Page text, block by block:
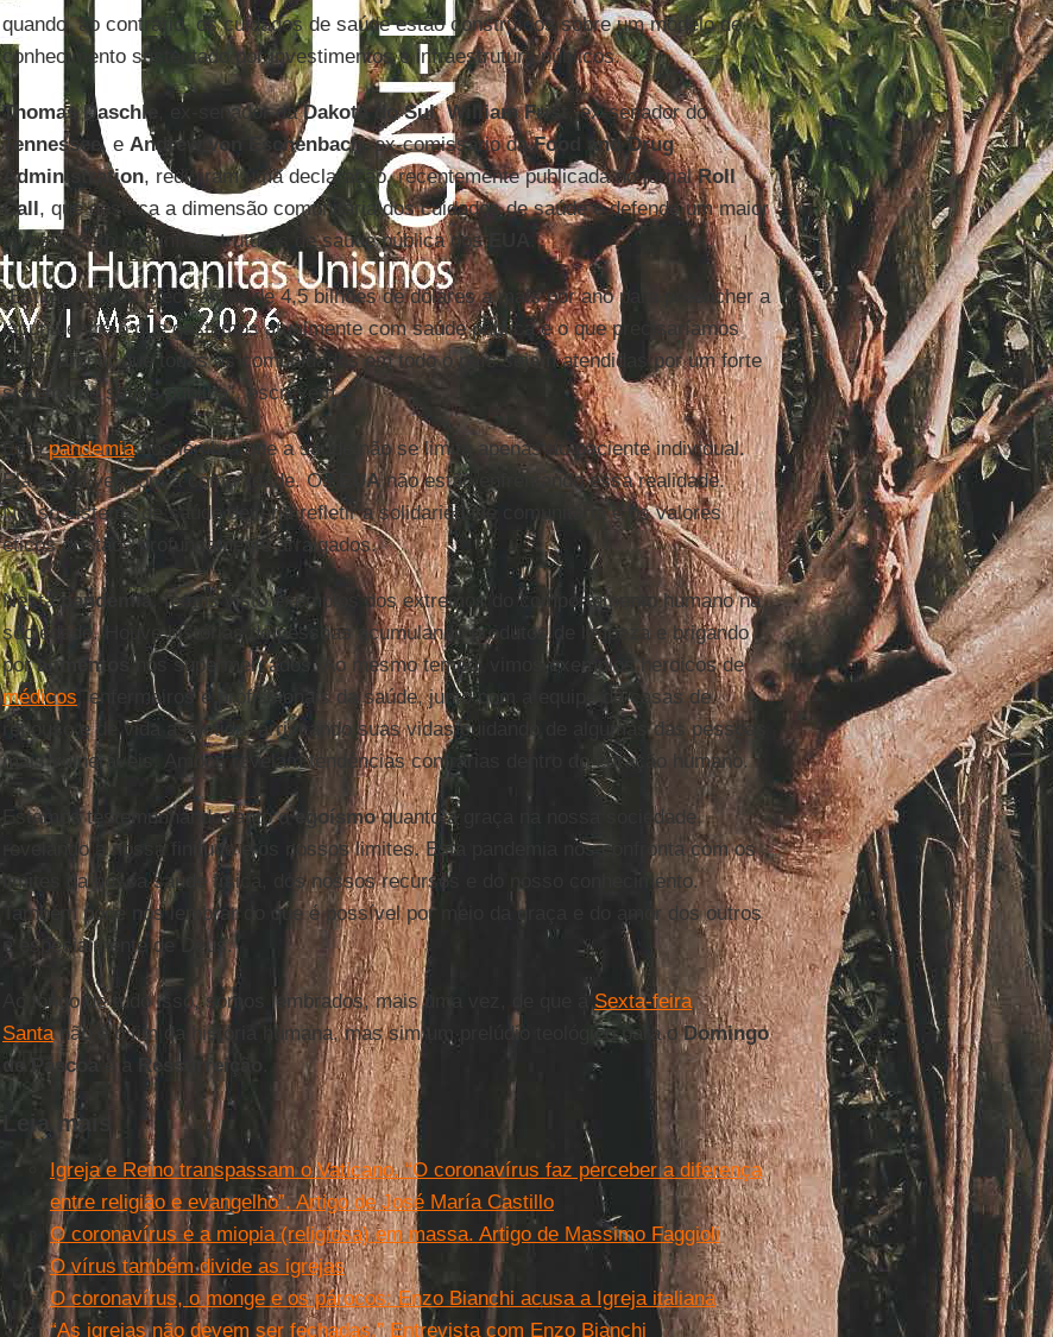
quando, ao contrário, os cuidados de saúde estão construídos sobre um modelo de
conhecimento sustentado por investimentos e infraestrutura públicos.
Thomas Daschle , ex-senador daDakota do Sul,William Frist
, ex-senador do
Tennessee, e Andrew von Eschenbach, ex-comissário daFood and Drug
Administration, redigiram uma declaração, recentemente publicada no jornalRoll
Call, que destaca a dimensão comunitária dos cuidados de saúde e defende um maior
investimento nas infraestruturas de saúde pública dosEUA
“Estima-se que precisamos de 4,5 bilhões de dólares a mais por ano para preencher a
lacuna entre o que gastamos atualmente com saúde pública e o que precisaríamos
para garantir que todas as comunidades em todo o país sejam atendidas por um forte
sistema de saúde pública”, escrevem.
Estapandemianos lembra que a saúde não se limita apenas ao paciente individual.
Ela tem a ver com a comunidade. Os
EUAnão estão enfrentando essa realidade.
Nosso sistema de saúde deveria refletir a solidariedade comunitária e os valores
éticos cristãos profundamente arraigados.
Nestapandemia , temos visto exemplos dos extremos do comportamento humano na
sociedade. Houve histórias de pessoas acumulando produtos de limpeza e brigando
poralimentos nos supermercados. Ao mesmo tempo, vimos exemplos heroicos de
médicos , enfermeiros e profissionais da saúde, junto com a equipe de casas de
repouso e de vida assistida, arriscando suas vidas cuidando de algumas das pessoas
mais vulneráveis. Ambos revelam tendências contrárias dentro do coração humano.
Estamos testemunhando tanto oegoísmoquanto a graça na nossa sociedade,
revelando a nossa finitude e os nossos limites. Esta pandemia nos confronta com os
limites da nossa saúde física, dos nossos recursos e do nosso conhecimento.
Também pode nos lembrar do que é possível por meio da graça e do amor dos outros
e especialmente de Deus.
Ao longo de tudo isso, somos lembrados, mais uma vez, de que a Sexta-feira
Santanão é o fim da história humana, mas sim um prelúdio teológico para oDomingo
de Páscoae a Ressurreição
Leia mais
Igreja e Reino transpassam o Vaticano. “O coronavírus faz perceber a diferença
entre religião e evangelho”. Artigo de José María Castillo
O coronavírus e a miopia (religiosa) em massa. Artigo de Massimo Faggioli
O vírus também divide as igrejas
O coronavírus, o monge e os párocos: Enzo Bianchi acusa a Igreja italiana
“As igrejas não devem ser fechadas.” Entrevista com Enzo Bianchi